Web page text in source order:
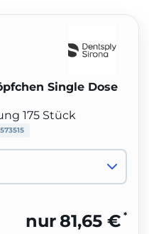
Single Dose
175 Stück
nur 81,65 € *